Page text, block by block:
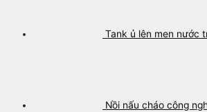
Tank ủ lên men nước
Nồi nấu cháo công